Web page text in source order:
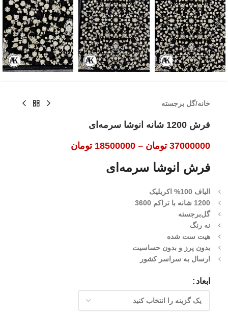
خانه/گل برجسته
فرش 1200 شانه انوشا سرمه‌ای
37000000 تومان –
18500000 تومان
فرش انوشا سرمه‌ای
الیاف 100% اکریلیک
1200 شانه با تراکم 3600
گل‌برجسته
نه رنگ
هیت ست شده
بدون پرز و بدون حساسیت
ارسال به سراسر کشور
ابعاد